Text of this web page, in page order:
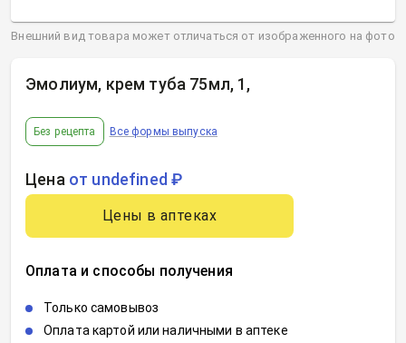
Эмолиум, крем туба 75мл, 1 ,
Без рецепта Все формы выпуска
Цена от undefined ₽
Цены в аптеках
Оплата и способы получения
Только самовывоз
Оплата картой или наличными в аптеке
Внешний вид товара может отличаться от изображенного на фото